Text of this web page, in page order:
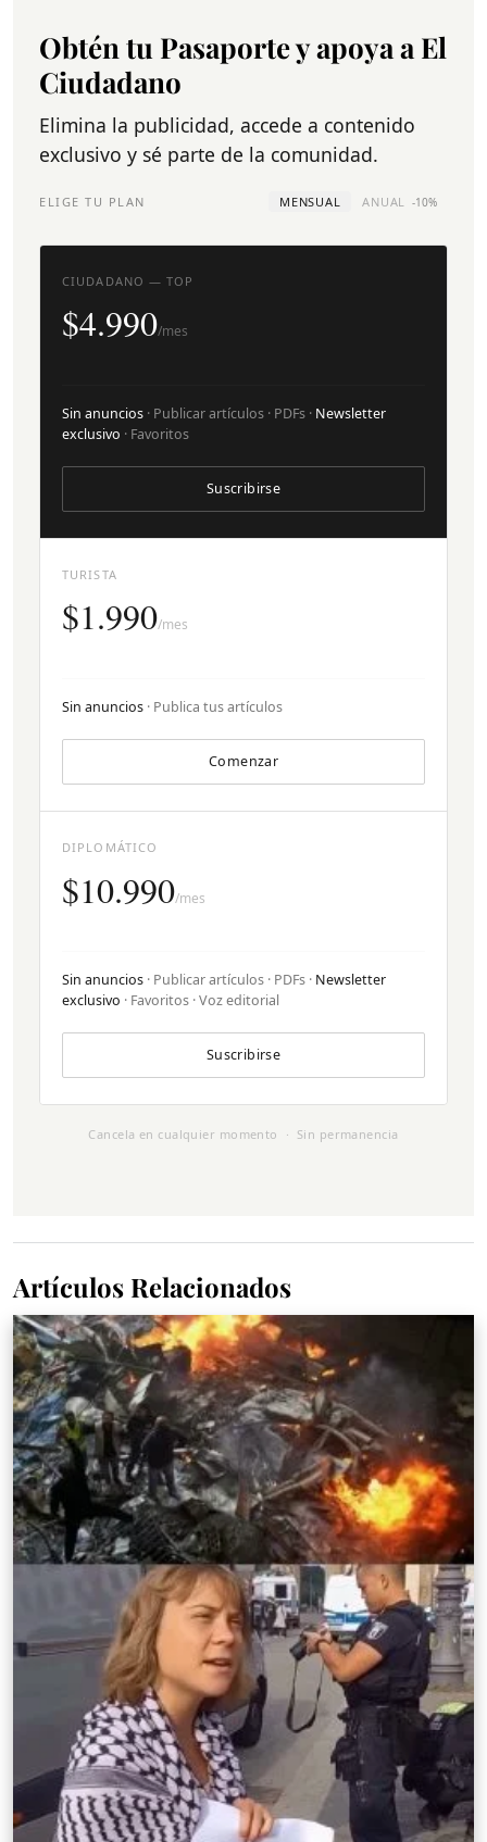
Obtén tu Pasaporte y apoya a El
Ciudadano
Elimina la publicidad, accede a contenido
exclusivo y sé parte de la comunidad.
ELIGE TU PLAN MENSUAL ANUAL -10%
TURISTA
$1.990/mes
Sin anuncios · Publica tus artículos
Comenzar
CIUDADANO — TOP
$4.990/mes
Sin anuncios · Publicar artículos · PDFs · Newsletter
exclusivo · Favoritos
Suscribirse
DIPLOMÁTICO
$10.990/mes
Sin anuncios · Publicar artículos · PDFs · Newsletter
exclusivo · Favoritos · Voz editorial
Suscribirse
Cancela en cualquier momento · Sin permanencia
Artículos Relacionados